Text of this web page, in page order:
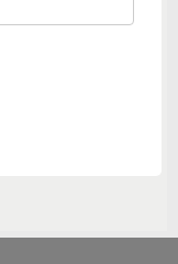
personas con